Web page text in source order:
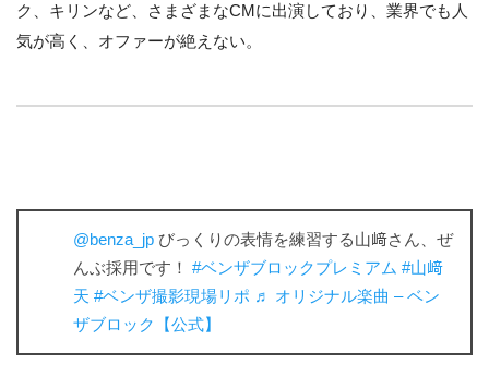
ク、キリンなど、さまざまなCMに出演しており、業界でも人
気が高く、オファーが絶えない。
@benza_jp びっくりの表情を練習する山﨑さん、ぜ
んぶ採用です！ #ベンザブロックプレミアム #山﨑
天 #ベンザ撮影現場リポ ♬ オリジナル楽曲 – ベン
ザブロック【公式】